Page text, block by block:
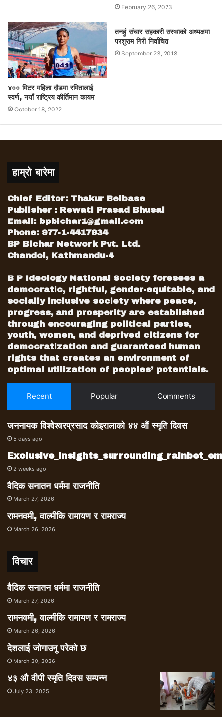
February 26, 2023
४०० मिटर महिला दौडमा रमितालाई
स्वर्ण, नयाँ राष्ट्रिय कीर्तिमान कायम
October 18, 2022
तनहुं संचार सहकारी सस्थाको अध्यक्षमा
परशुराम गिरी निर्वाचित
September 23, 2018
हाम्रो बारेमा
Chief Editor: Thakur Belbase
Publisher : Rewati Prasad Bhusal
Email: bpbichar1@gmail.com
Phone: 977-1-4417934
BP Bichar Network Pvt. Ltd.
Chandol, Kathmandu-4
B P Ideology National Society foresees a
democratic, rightful, gender-equitable, and
socially inclusive society where peace,
progress, and prosperity are established
through encouraging political parties,
youth, women, and deprived citizens for
democratization and guaranteed human
rights that creates an environment of
optimal utilization of peoples’ potentials.
Recent Popular Comments
जननायक विश्वेश्वरप्रसाद कोइरालाको ४४ औं स्मृति दिवस
5 days ago
2 weeks ago
वैदिक सनातन धर्ममा राजनीति
March 27, 2026
रामनवमी, वाल्मीकि रामायण र रामराज्य
March 26, 2026
विचार
वैदिक सनातन धर्ममा राजनीति
March 27, 2026
रामनवमी, वाल्मीकि रामायण र रामराज्य
March 26, 2026
देशलाई जोगाउनु परेको छ
March 20, 2026
४३ औ वीपी स्मृति दिवस सम्पन्न
July 23, 2025